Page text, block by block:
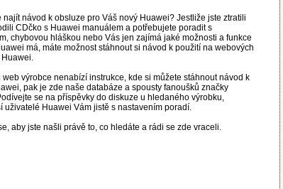
najít návod k obsluze pro Váš nový Huawei? Jestliže jste ztratili
CDčko s Huawei manuálem a potřebujete poradit s
chybovou hláškou nebo Vás jen zajímá jaké možnosti a funkce
má, máte možnost stáhnout si návod k použití na webových
web výrobce nenabízí instrukce, kde si můžete stáhnout návod k
pak je zde naše databáze a spousty fanoušků značky
se na příspěvky do diskuze u hledaného výrobku,
uživatelé Huawei Vám jistě s nastavením poradí.
aby jste našli právě to, co hledáte a rádi se zde vraceli.